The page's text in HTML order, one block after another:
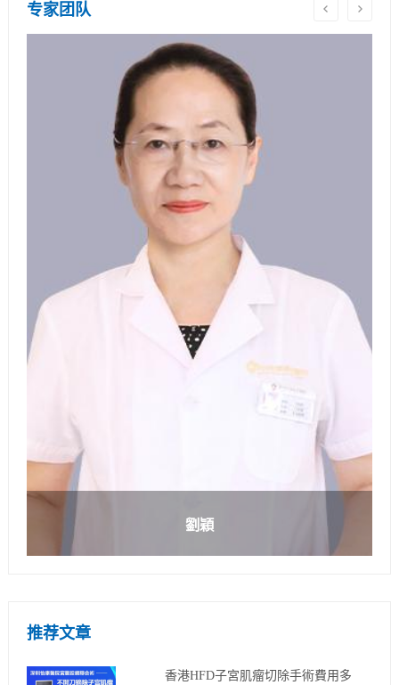
专家团队
劉穎
推荐文章
香港HFD子宮肌瘤切除手術費用多